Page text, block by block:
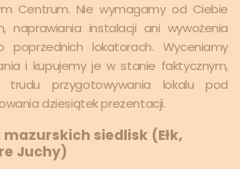
Centrum. Nie wymagamy od Ciebie
naprawiania instalacji ani wywożenia
lokatorach. Wyceniamy
i kupujemy je w stanie faktycznym,
trudu przygotowywania lokalu pod
dziesiątek prezentacji.
siedlisk (Ełk,
Juchy)